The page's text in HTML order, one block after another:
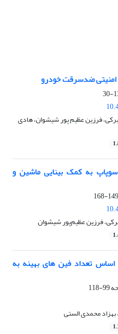
ضدسرقت خودرو
فرزین عظیم پور شیشوان، هادی
به کمک بینایی ماشین و
149-168
فرزین عظیم‌پور شیشوان
اساس تعداد فین های بهینه به
99-118
محمدی الستی